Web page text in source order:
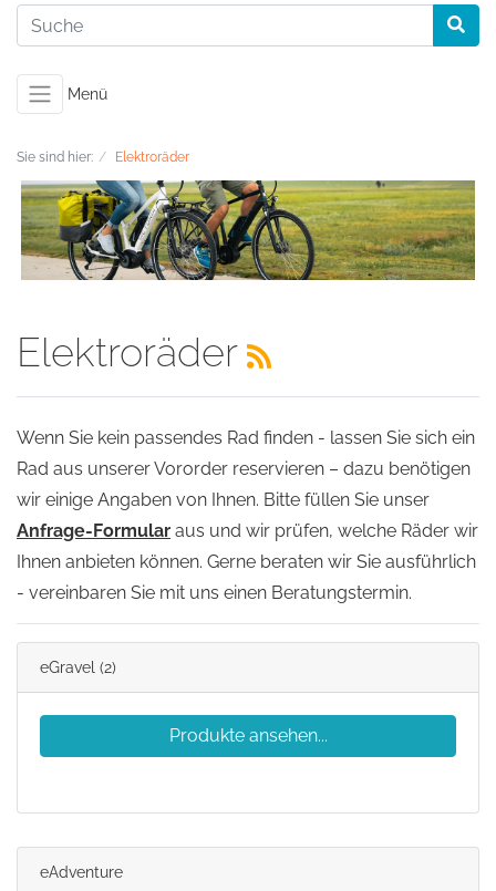
Menü
Sie sind hier: Elektroräder
Elektroräder
Wenn Sie kein passendes Rad finden - lassen Sie sich ein
Rad aus unserer Vororder reservieren – dazu benötigen
wir einige Angaben von Ihnen. Bitte füllen Sie unser
Anfrage-Formular aus und wir prüfen, welche Räder wir
Ihnen anbieten können. Gerne beraten wir Sie ausführlich
- vereinbaren Sie mit uns einen Beratungstermin.
eGravel (2)
Produkte ansehen...
eAdventure